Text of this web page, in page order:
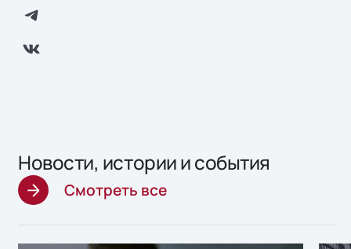
Новости, истории и события
Смотреть все